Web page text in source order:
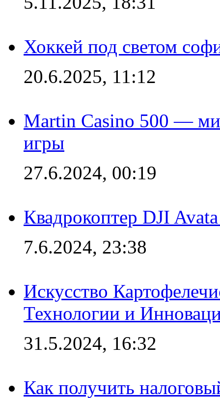
Хоккей под светом
20.6.2025, 11:12
Martin Casino 500 —
игры
27.6.2024, 00:19
Квадрокоптер DJI
7.6.2024, 23:38
Искусство
Технологии и
31.5.2024, 16:32
Как получить